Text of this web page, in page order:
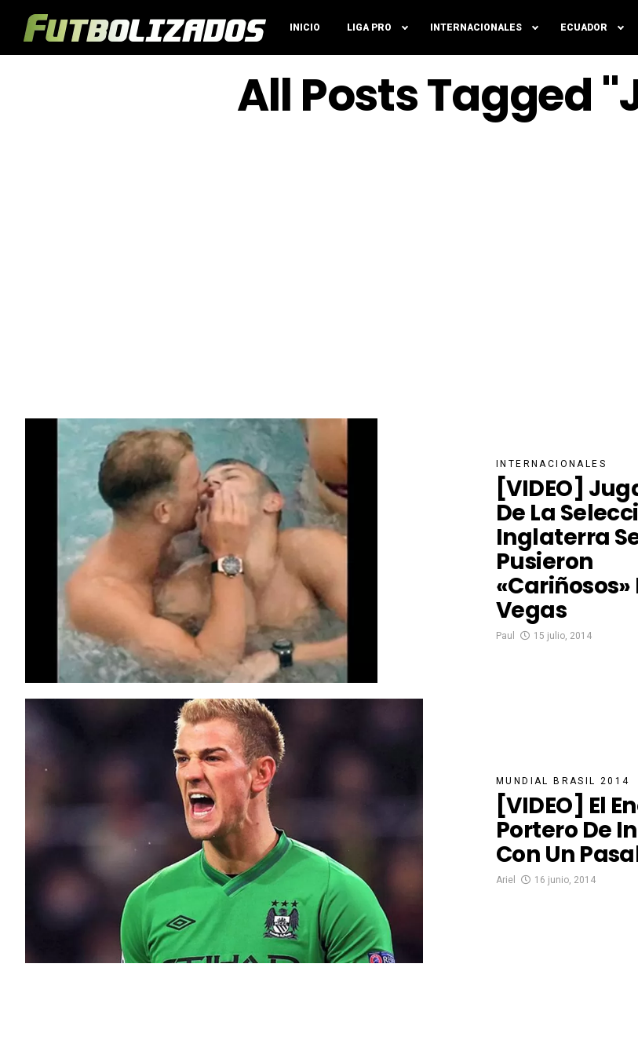
INICIO LIGA PRO INTERNACIONALES ECUADOR
All Posts Tagged
INTERNACIONALES
[VIDEO]
De La
Inglaterra
Pusieron
«cariñosos»
Vegas
Paul 15 julio, 2014
MUNDIAL BRASIL 2014
[VIDEO] El
Portero De
Con Un
Ariel 16 junio, 2014